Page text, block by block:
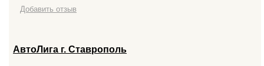
Добавить отзыв
АвтоЛига г. Ставрополь